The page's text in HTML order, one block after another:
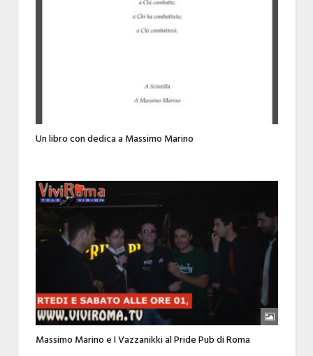
Un libro con dedica a Massimo Marino
Massimo Marino e I Vazzanikki al Pride Pub di Roma